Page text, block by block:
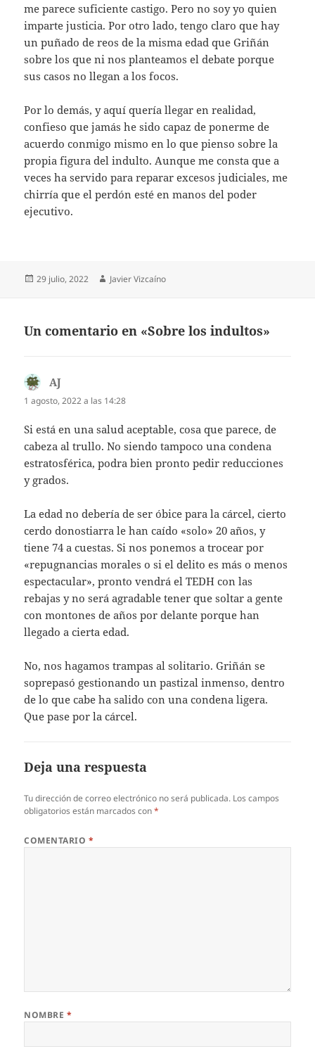
me parece suficiente castigo. Pero no soy yo quien
imparte justicia. Por otro lado, tengo claro que hay
un puñado de reos de la misma edad que Griñán
sobre los que ni nos planteamos el debate porque
sus casos no llegan a los focos.
Por lo demás, y aquí quería llegar en realidad,
confieso que jamás he sido capaz de ponerme de
acuerdo conmigo mismo en lo que pienso sobre la
propia figura del indulto. Aunque me consta que a
veces ha servido para reparar excesos judiciales, me
chirría que el perdón esté en manos del poder
ejecutivo.
Publicado
29 julio, 2022 Autor
Javier Vizcaíno
Un comentario en «Sobre los indultos»
AJ
1 agosto, 2022 a las 14:28
Si está en una salud aceptable, cosa que parece, de
cabeza al trullo. No siendo tampoco una condena
estratosférica, podra bien pronto pedir reducciones
y grados.
La edad no debería de ser óbice para la cárcel, cierto
cerdo donostiarra le han caído «solo» 20 años, y
tiene 74 a cuestas. Si nos ponemos a trocear por
«repugnancias morales o si el delito es más o menos
espectacular», pronto vendrá el TEDH con las
rebajas y no será agradable tener que soltar a gente
con montones de años por delante porque han
llegado a cierta edad.
No, nos hagamos trampas al solitario. Griñán se
soprepasó gestionando un pastizal inmenso, dentro
de lo que cabe ha salido con una condena ligera.
Que pase por la cárcel.
Deja una respuesta
Tu dirección de correo electrónico no será publicada. Los campos
obligatorios están marcados con*
COMENTARIO *
NOMBRE *